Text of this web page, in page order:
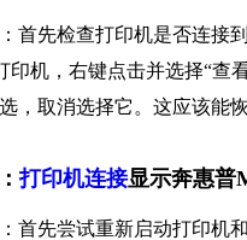
首先检查打印机是否连接
印机，右键点击并选择“查
，取消选择它。这应该能
打印机连接显示奔惠普
首先尝试重新启动打印机